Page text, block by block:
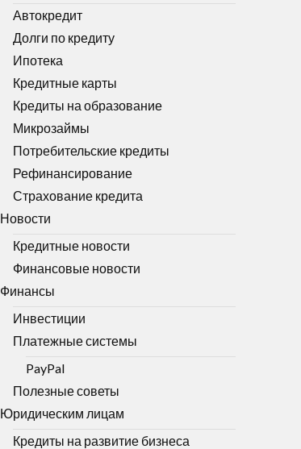
Автокредит
Долги по кредиту
Ипотека
Кредитные карты
Кредиты на образование
Микрозаймы
Потребительские кредиты
Рефинансирование
Страхование кредита
Новости
Кредитные новости
Финансовые новости
Финансы
Инвестиции
Платежные системы
PayPal
Полезные советы
Юридическим лицам
Кредиты на развитие бизнеса